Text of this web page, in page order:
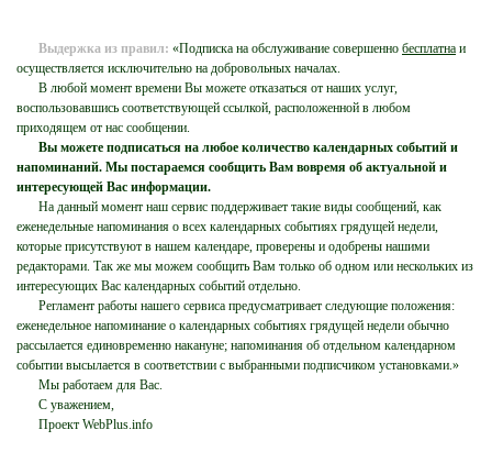
Выдержка из правил: «Подписка на обслуживание совершенно бесплатна и
осуществляется исключительно на добровольных началах.
В любой момент времени Вы можете отказаться от наших услуг,
воспользовавшись соответствующей ссылкой, расположенной в любом
приходящем от нас сообщении.
Вы можете подписаться на любое количество календарных событий и
напоминаний. Мы постараемся сообщить Вам вовремя об актуальной и
интересующей Вас информации.
На данный момент наш сервис поддерживает такие виды сообщений, как
еженедельные напоминания о всех календарных событиях грядущей недели,
которые присутствуют в нашем календаре, проверены и одобрены нашими
редакторами. Так же мы можем сообщить Вам только об одном или нескольких из
интересующих Вас календарных событий отдельно.
Регламент работы нашего сервиса предусматривает следующие положения:
еженедельное напоминание о календарных событиях грядущей недели обычно
рассылается единовременно накануне; напоминания об отдельном календарном
событии высылается в соответствии с выбранными подписчиком установками.»
Мы работаем для Вас.
С уважением,
Проект WebPlus.info